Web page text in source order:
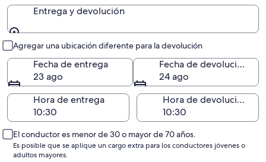
Entrega y devolución
Agregar una ubicación diferente para la devolución
Fecha de entrega
23 ago
Fecha de devolución
24 ago
Hora de entrega
Hora de devolución
El conductor es menor de 30 o mayor de 70 años.
Es posible que se aplique un cargo extra para los conductores jóvenes o
adultos mayores.